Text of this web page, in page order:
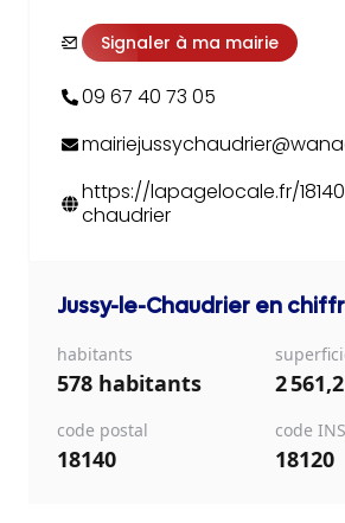
Signaler à ma mairie
09 67 40 73 05
https://lapagelocale.fr/
chaudrier
Jussy-le-Chaudrier en
habitants
578 habitants 2
code postal
18140
code
18120